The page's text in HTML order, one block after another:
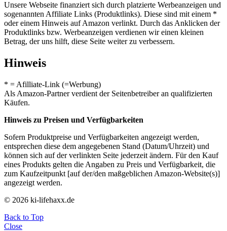
Unsere Webseite finanziert sich durch platzierte Werbeanzeigen und
sogenannten Affiliate Links (Produktlinks). Diese sind mit einem *
oder einem Hinweis auf Amazon verlinkt. Durch das Anklicken der
Produktlinks bzw. Werbeanzeigen verdienen wir einen kleinen
Betrag, der uns hilft, diese Seite weiter zu verbessern.
Hinweis
* = Afilliate-Link (=Werbung)
Als Amazon-Partner verdient der Seitenbetreiber an qualifizierten
Käufen.
Hinweis zu Preisen und Verfügbarkeiten
Sofern Produktpreise und Verfügbarkeiten angezeigt werden,
entsprechen diese dem angegebenen Stand (Datum/Uhrzeit) und
können sich auf der verlinkten Seite jederzeit ändern. Für den Kauf
eines Produkts gelten die Angaben zu Preis und Verfügbarkeit, die
zum Kaufzeitpunkt [auf der/den maßgeblichen Amazon-Website(s)]
angezeigt werden.
© 2026 ki-lifehaxx.de
Back to Top
Close